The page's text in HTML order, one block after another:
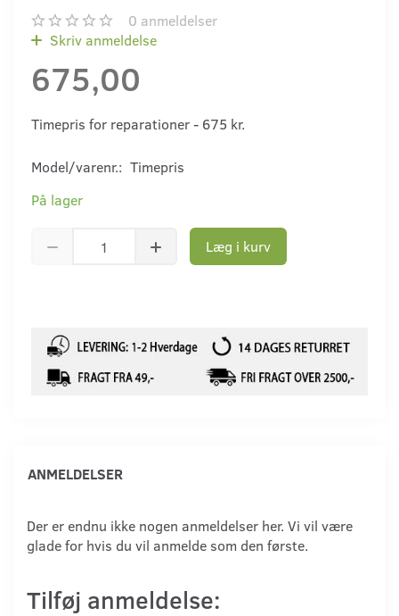
0 anmeldelser
Skriv anmeldelse
675,00
Timepris for reparationer - 675 kr.
Model/varenr.: Timepris
På lager
Læg i kurv
ANMELDELSER
Der er endnu ikke nogen anmeldelser her. Vi vil være
glade for hvis du vil anmelde som den første.
Tilføj anmeldelse: